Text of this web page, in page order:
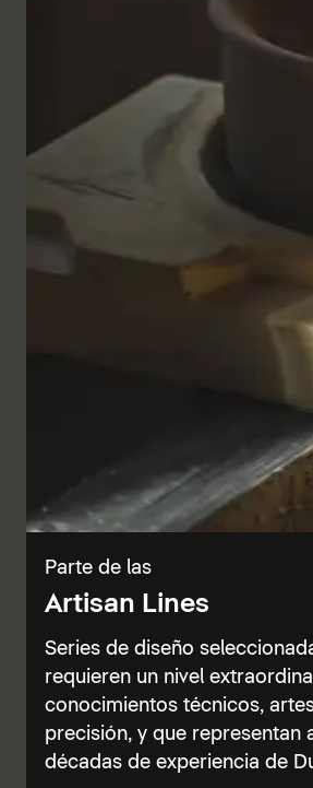
Parte de las
Artisan Lines
Series de diseño
requieren un nivel
conocimientos técnicos,
precisión, y que representan
décadas de experiencia de